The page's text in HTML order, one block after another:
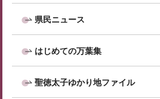
県民ニュース
はじめての万葉集
聖徳太子ゆかり地ファイル